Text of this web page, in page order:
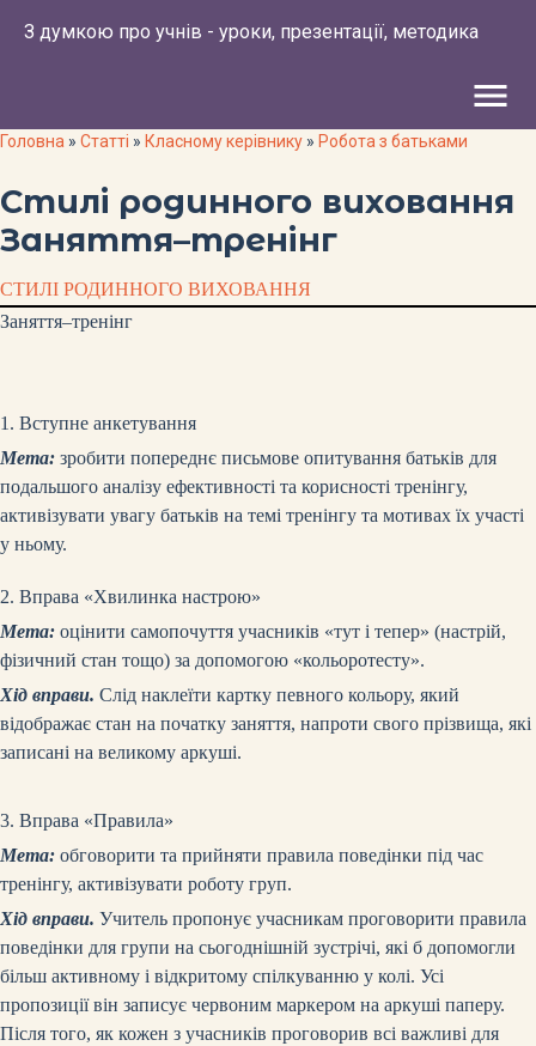
З думкою про учнів - уроки, презентації, методика
menu
Головна » Статті » Класному керівнику » Робота з батьками
Стилі родинного виховання
Заняття–тренінг
СТИЛІ РОДИННОГО ВИХОВАННЯ
Заняття–тренінг
1. Вступне анкетування
Мета: зробити попереднє письмове опитування батьків для
подальшого аналізу ефективності та корисності тренінгу,
активізувати увагу батьків на темі тренінгу та мотивах їх участі
у ньому.
2. Вправа «Хвилинка настрою»
Мета: оцінити самопочуття учасників «тут і тепер» (настрій,
фізичний стан тощо) за допомогою «кольоротесту».
Хід вправи. Слід наклеїти картку певного кольору, який
відображає стан на початку заняття, напроти свого прізвища, які
записані на великому аркуші.
3. Вправа «Правила»
Мета: обговорити та прийняти правила поведінки під час
тренінгу, активізувати роботу груп.
Хід вправи. Учитель пропонує учасникам проговорити правила
поведінки для групи на сьогоднішній зустрічі, які б допомогли
більш активному і відкритому спілкуванню у колі. Усі
пропозиції він записує червоним маркером на аркуші паперу.
Після того, як кожен з учасників проговорив всі важливі для